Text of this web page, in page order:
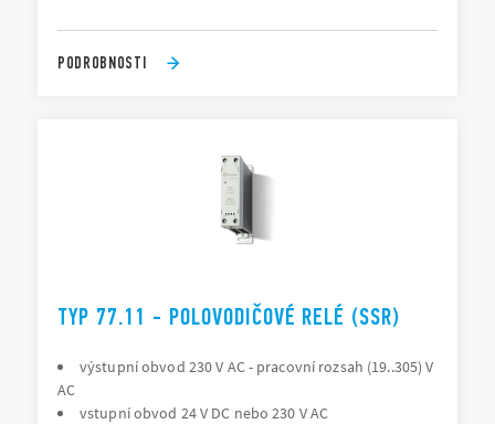
PODROBNOSTI
TYP 77.11 - POLOVODIČOVÉ RELÉ (SSR)
výstupní obvod 230 V AC - pracovní rozsah (19..305) V
AC
vstupní obvod 24 V DC nebo 230 V AC